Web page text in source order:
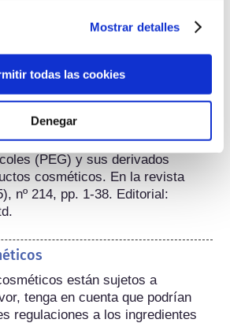
Mostrar detalles
todas las cookies
Denegar
grasas, los polietilenglicoles son
fines cosméticos. Los PEG
faciales, de afeitado y para el
y disolventes.
el uso seguro
Evaluación de la seguridad
(PEG) y sus derivados
cosméticos. En la revista
nº 214, pp. 1-38. Editorial:
están sujetos a
tenga en cuenta que podrían
regulaciones a los ingredientes